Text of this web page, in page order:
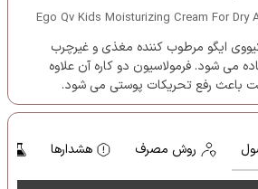
Ego Qv Kids Moisturizing Cream For Dry
ایگو مرطوب کننده مغذی و غیرچرب
می شود. فرمولاسیون دو کاره آن علاوه
باعث رفع تحریکات پوستی می شود.
روش مصرف هشدارها